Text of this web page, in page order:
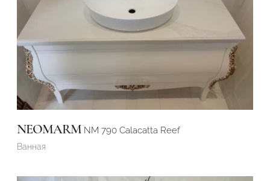
NEOMARM NM 790 Calacatta Reef
Ванная